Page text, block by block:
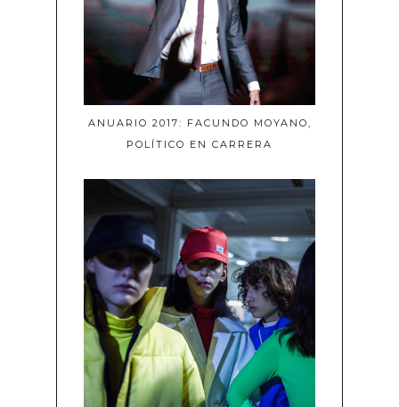
ANUARIO 2017: FACUNDO MOYANO,
POLÍTICO EN CARRERA